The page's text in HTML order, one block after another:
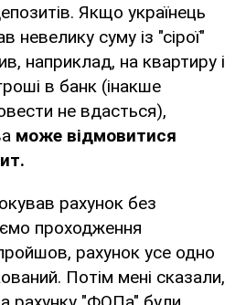
Якщо українець
невелику суму із "сірої"
наприклад, на квартиру і
в банк (інакше
не вдасться),
може відмовитися
рахунок без
проходження
пройшов, рахунок усе одно
Потім мені сказали,